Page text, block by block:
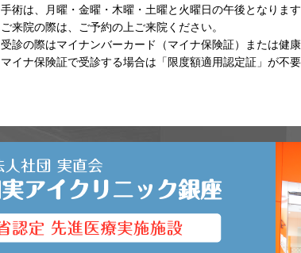
手術は、月曜・金曜・木曜・土曜と火曜日の午後となります
ご来院の際は、ご予約の上ご来院ください。
受診の際はマイナンバーカード（マイナ保険証）または健
マイナ保険証で受診する場合は「限度額適用認定証」が不要